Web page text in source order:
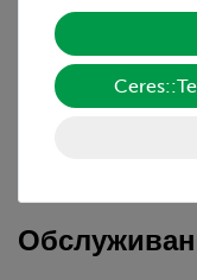
Информация
Контактное лицо
Условия